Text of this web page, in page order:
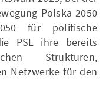
Polska 2050
für politische
PSL ihre bereits
Strukturen,
Netzwerke für den